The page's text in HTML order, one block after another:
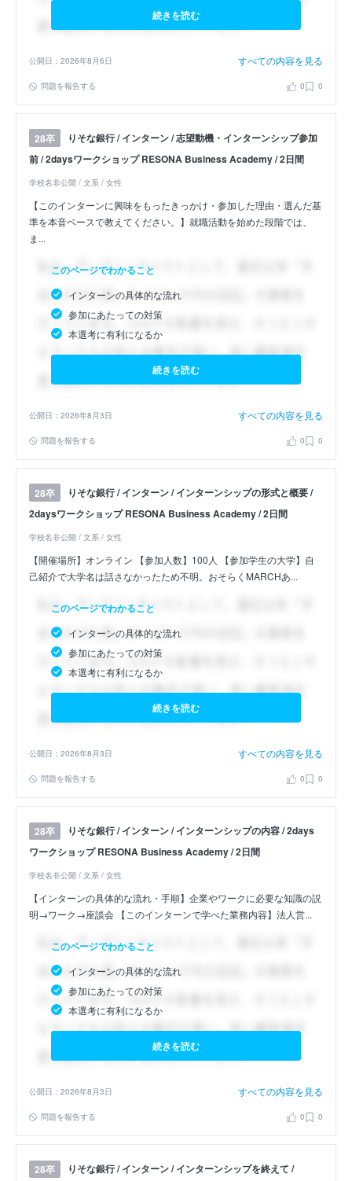
続きを読む
公開日：2026年8月6日 すべての内容を見る
問題を報告する 0 0
28卒
りそな銀行 / インターン / 志望動機・インターンシップ参加
前 / 2daysワークショップ RESONA Business Academy / 2日間
学校名非公開 / 文系 / 女性
【このインターンに興味をもったきっかけ・参加した理由・選んだ基
準を本音ベースで教えてください。】就職活動を始めた段階では、
ま...
このページでわかること
インターンの具体的な流れ
参加にあたっての対策
本選考に有利になるか
続きを読む
公開日：2026年8月3日 すべての内容を見る
問題を報告する 0 0
28卒
りそな銀行 / インターン / インターンシップの形式と概要 /
2daysワークショップ RESONA Business Academy / 2日間
学校名非公開 / 文系 / 女性
【開催場所】オンライン 【参加人数】100人 【参加学生の大学】自
己紹介で大学名は話さなかったため不明。おそらくMARCHあ...
このページでわかること
インターンの具体的な流れ
参加にあたっての対策
本選考に有利になるか
続きを読む
公開日：2026年8月3日 すべての内容を見る
問題を報告する 0 0
28卒
りそな銀行 / インターン / インターンシップの内容 / 2days
ワークショップ RESONA Business Academy / 2日間
学校名非公開 / 文系 / 女性
【インターンの具体的な流れ・手順】企業やワークに必要な知識の説
明→ワーク→座談会 【このインターンで学べた業務内容】法人営...
このページでわかること
インターンの具体的な流れ
参加にあたっての対策
本選考に有利になるか
続きを読む
公開日：2026年8月3日 すべての内容を見る
問題を報告する 0 0
28卒
りそな銀行 / インターン / インターンシップを終えて /